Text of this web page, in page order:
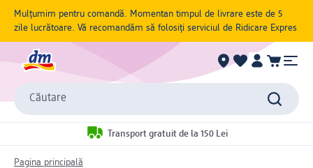
Mulțumim pentru comandă. Momentan timpul de livrare este de 5
zile lucrătoare. Vă recomandăm să folosiți serviciul de Ridicare Expres
Căutare
Transport gratuit de la 150 Lei
Pagina principală